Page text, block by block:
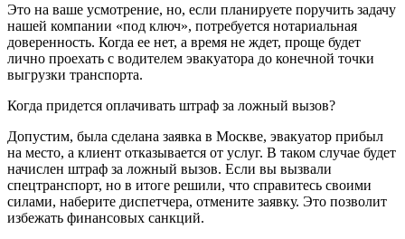
Это на ваше усмотрение, но, если планируете поручить задачу
нашей компании «под ключ», потребуется нотариальная
доверенность. Когда ее нет, а время не ждет, проще будет
лично проехать с водителем эвакуатора до конечной точки
выгрузки транспорта.
Когда придется оплачивать штраф за ложный вызов?
Допустим, была сделана заявка в Москве, эвакуатор прибыл
на место, а клиент отказывается от услуг. В таком случае будет
начислен штраф за ложный вызов. Если вы вызвали
спецтранспорт, но в итоге решили, что справитесь своими
силами, наберите диспетчера, отмените заявку. Это позволит
избежать финансовых санкций.